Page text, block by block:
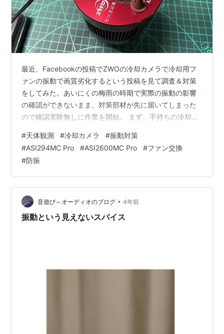
最近、Facebookの投稿でZWOの冷却カメラで冷却用フ
ァンの振動で画質劣化するという投稿を見て調査＆対策
をしてみた。あいにくの梅雨の時期で実際の振動の影響
の確認ができないまま、対策部材が先に届いてしまった
ので確認実験無しに作業を開始。 まず、手持ちの冷却カ
動は確認できる。しかし、これが画質にどれだけ影響す
るのかは不明（手に感じるくらいだから影響はありそう
な気はする） 私の持っている冷却カメラはZWO・
ASI294MC-proとASI2600MC-Proの2台。まずは試しに
ASI294MC-Proから、ネットで仕入れた情報を元に防振
対策を行う…
#天体観測 #冷却カメラ #振動対策
#ASI294MC Pro #ASI2600MC Pro #ファン交換
#防振
音遊び～オーディオのブログ • 4年前
振動という見えないスパイス